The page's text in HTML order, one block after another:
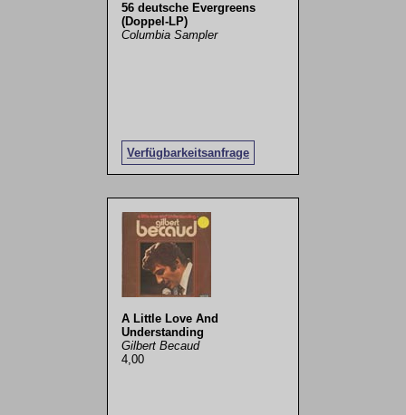
56 deutsche Evergreens
(Doppel-LP)
Columbia Sampler
Verfügbarkeitsanfrage
A Little Love And
Understanding
Gilbert Becaud
4,00